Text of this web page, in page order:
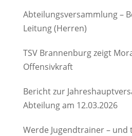
Abteilungsversammlung –
Leitung (Herren)
TSV Brannenburg zeigt
Offensivkraft
Bericht zur
Abteilung am 12.03.2026
Werde Jugendtrainer –